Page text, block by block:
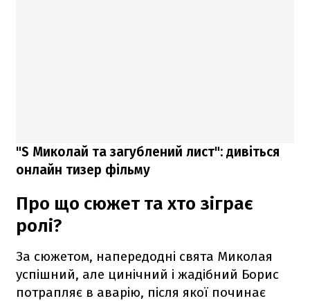
"S Миколай та загублений лист": дивіться
онлайн тизер фільму
Про що сюжет та хто зіграє
ролі?
За сюжетом, напередодні свята Миколая
успішний, але цинічний і жадібний Борис
потрапляє в аварію, після якої починає